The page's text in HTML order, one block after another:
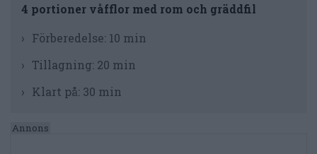
4 portioner våfflor med rom och gräddfil
Förberedelse: 10 min
Tillagning: 20 min
Klart på: 30 min